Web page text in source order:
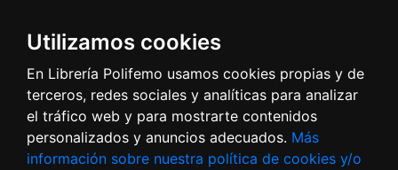
Utilizamos cookies
En Librería Polifemo usamos cookies propias y de
terceros, redes sociales y analíticas para analizar
el tráfico web y para mostrarte contenidos
personalizados y anuncios adecuados. Más
información sobre nuestra política de cookies y/o